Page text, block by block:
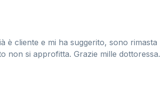
è cliente e mi ha suggerito, sono rimasta
non si approfitta. Grazie mille dottoressa.